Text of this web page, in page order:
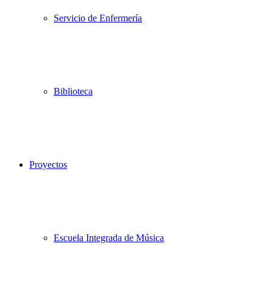
Servicio de Enfermería
Biblioteca
Proyectos
Escuela Integrada de Música